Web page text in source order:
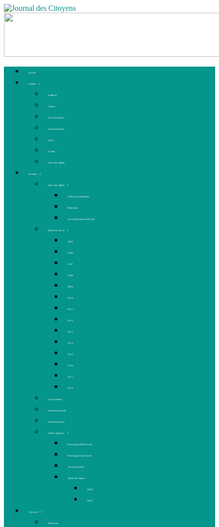
Accueil
Articles
Politique
Culture
Environnement
Communautaire
Santé
Société
Club Ado Média
Dossiers
Club Ado Média
Vidéo de présentation
Historique
Journal des jeunes citoyens
Rivière du Nord
2005
2006
2007
2008
2009
2010
2011
2012
2013
2014
2015
2016
2017
2018
Gaz de schiste
Femmes de parole
Liberté de presse
Cahiers spéciaux
Hommage à Élie Laroche
Hommage à Jean Laurin
10e anniversaire
Cahiers du Japon
2004
2005
À propos
Échéancier